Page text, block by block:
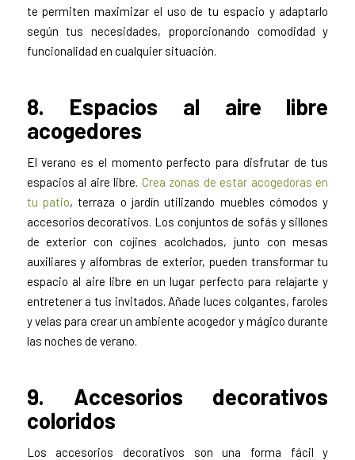
te permiten maximizar el uso de tu espacio y adaptarlo
según tus necesidades, proporcionando comodidad y
funcionalidad en cualquier situación.
8. Espacios al aire libre
acogedores
El verano es el momento perfecto para disfrutar de tus
espacios al aire libre. Crea zonas de estar acogedoras en
tu patio, terraza o jardín utilizando muebles cómodos y
accesorios decorativos. Los conjuntos de sofás y sillones
de exterior con cojines acolchados, junto con mesas
auxiliares y alfombras de exterior, pueden transformar tu
espacio al aire libre en un lugar perfecto para relajarte y
entretener a tus invitados. Añade luces colgantes, faroles
y velas para crear un ambiente acogedor y mágico durante
las noches de verano.
9. Accesorios decorativos
coloridos
Los accesorios decorativos son una forma fácil y